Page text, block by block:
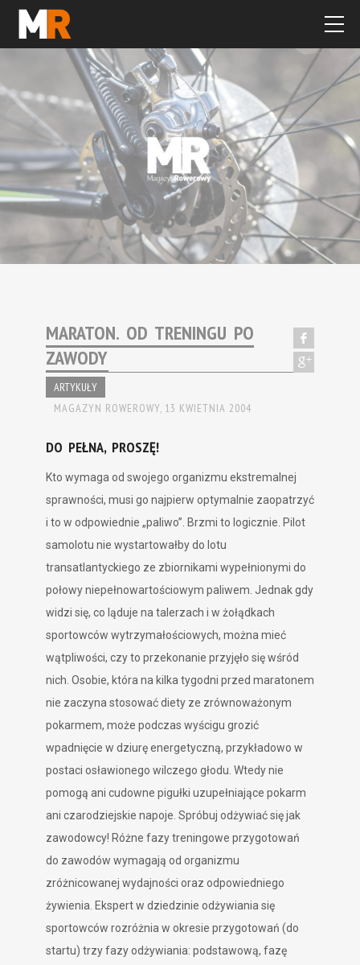
MARATON. OD TRENINGU PO
ZAWODY
ARTYKUŁY
MAGAZYN ROWEROWY, 13 KWIETNIA 2004
DO PEŁNA, PROSZĘ!
Kto wymaga od swojego organizmu ekstremalnej
sprawności, musi go najpierw optymalnie zaopatrzyć
i to w odpowiednie „paliwo”. Brzmi to logicznie. Pilot
samolotu nie wystartowałby do lotu
transatlantyckiego ze zbiornikami wypełnionymi do
połowy niepełnowartościowym paliwem. Jednak gdy
widzi się, co ląduje na talerzach i w żołądkach
sportowców wytrzymałościowych, można mieć
wątpliwości, czy to przekonanie przyjęło się wśród
nich. Osobie, która na kilka tygodni przed maratonem
nie zaczyna stosować diety ze zrównoważonym
pokarmem, może podczas wyścigu grozić
wpadnięcie w dziurę energetyczną, przykładowo w
postaci osławionego wilczego głodu. Wtedy nie
pomogą ani cudowne pigułki uzupełniające pokarm
ani czarodziejskie napoje. Spróbuj odżywiać się jak
zawodowcy! Różne fazy treningowe przygotowań
do zawodów wymagają od organizmu
zróżnicowanej wydajności oraz odpowiedniego
żywienia. Ekspert w dziedzinie odżywiania się
sportowców rozróżnia w okresie przygotowań (do
startu) trzy fazy odżywiania: podstawową, fazę